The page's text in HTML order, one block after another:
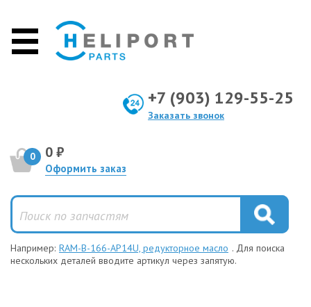
+7 (903) 129-55-25
Заказать звонок
0 0 ₽
Оформить заказ
Например: RAM-B-166-AP14U, редукторное масло . Для поиска
нескольких деталей вводите артикул через запятую.